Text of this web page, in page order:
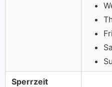
Sperrzeit